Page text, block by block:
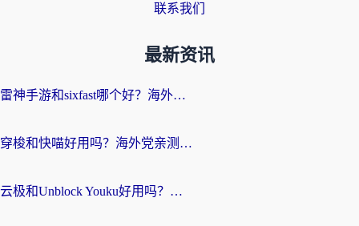
联系我们
最新资讯
雷神手游和sixfast哪个好？海外党亲测3款回国加速器，教你选对不踩坑
穿梭和快喵好用吗？海外党亲测：小众加速器对比+番茄加速器深度体验
云极和Unblock Youku好用吗？海外党亲测+2026回国加速器避坑指南